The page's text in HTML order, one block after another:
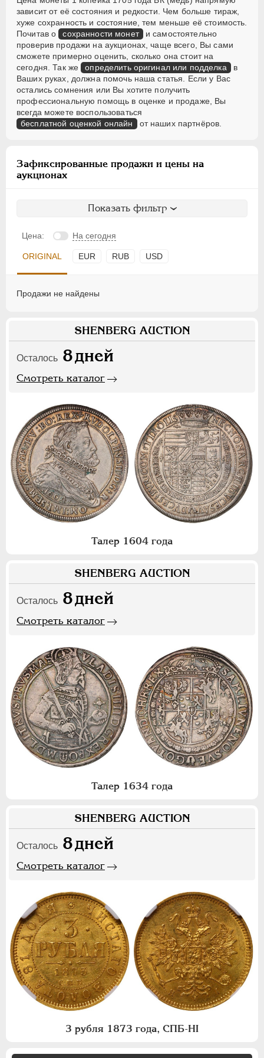
зависит от её состояния и редкости. Чем больше тираж,
хуже сохранность и состояние, тем меньше её стоимость.
Почитав о сохранности монет и самостоятельно
проверив продажи на аукционах, чаще всего, Вы сами
сможете примерно оценить, сколько она стоит на
сегодня. Так же определить оригинал или подделка в
Ваших руках, должна помочь наша статья. Если у Вас
остались сомнения или Вы хотите получить
профессиональную помощь в оценке и продаже, Вы
всегда можете воспользоваться
бесплатной оценкой онлайн от наших партнёров.
Зафиксированные продажи и цены на
аукционах
Показать фильтр
Цена: На сегодня
ORIGINAL EUR RUB USD
Продажи не найдены
SHENBERG AUCTION
Осталось 8дней
Смотреть каталог
Талер 1604 года
SHENBERG AUCTION
Осталось 8дней
Смотреть каталог
Талер 1634 года
SHENBERG AUCTION
Осталось 8дней
Смотреть каталог
3 рубля 1873 года, СПБ-НI